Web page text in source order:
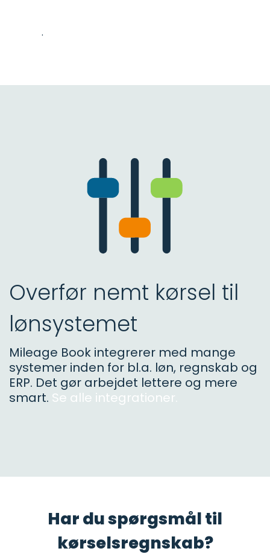
.
Overfør nemt kørsel til
lønsystemet
Mileage Book integrerer med mange
systemer inden for bl.a. løn, regnskab og
ERP. Det gør arbejdet lettere og mere
smart. Se alle integrationer.
Har du spørgsmål til
kørselsregnskab?